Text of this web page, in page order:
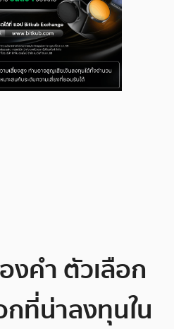
งคำ ตัวเลือก
กที่น่าลงทุนใน